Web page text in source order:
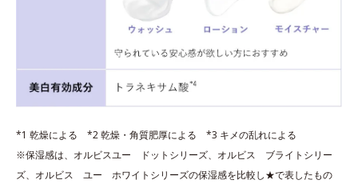
*1 乾燥による *2 乾燥・角質肥厚による *3 キメの乱れによる
※保湿感は、オルビスユー ドットシリーズ、オルビス ブライトシリー
ズ、オルビス ユー ホワイトシリーズの保湿感を比較し★で表したもの